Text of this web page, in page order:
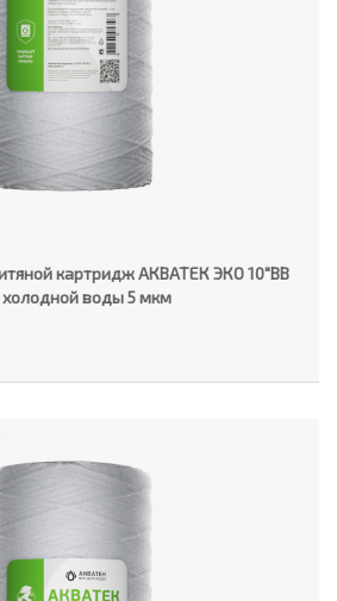
картридж АКВАТЕК ЭКО 10"ВВ
холодной воды 5 мкм